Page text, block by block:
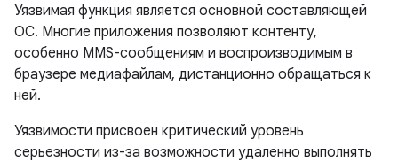
Уязвимая функция является основной составляющей
ОС. Многие приложения позволяют контенту,
особенно MMS-сообщениям и воспроизводимым в
браузере медиафайлам, дистанционно обращаться к
ней.
Уязвимости присвоен критический уровень
серьезности из-за возможности удаленно выполнять